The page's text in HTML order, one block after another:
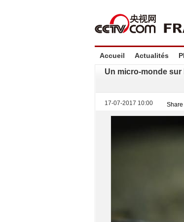
Accueil Actualités
Un micro-monde sur
17-07-2017 10:00